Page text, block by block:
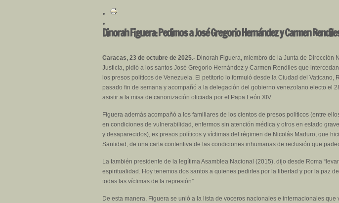
Dinorah Figuera: Pedimos a José Gregorio Hernández y Carmen
Caracas, 23 de octubre de 2025.- Dinorah Figuera, miembro de la Junta de Dirección
Justicia, pidió a los santos José Gregorio Hernández y Carmen Rendiles que
los presos políticos de Venezuela. El petitorio lo formuló desde la Ciudad del Vaticano,
pasado fin de semana y acompañó a la delegación del gobierno venezolano electo el
asistir a la misa de canonización oficiada por el Papa León XIV.
Figuera además acompañó a los familiares de los cientos de presos políticos (entre
en condiciones de vulnerabilidad, enfermos sin atención médica y otros en estado
y desaparecidos), ex presos políticos y víctimas del régimen de Nicolás Maduro, que
Santidad, de una carta contentiva de las condiciones inhumanas de reclusión que
La también presidente de la legítima Asamblea Nacional (2015), dijo desde Roma
espiritualidad. Hoy tenemos dos santos a quienes pedirles por la libertad y por la paz
todas las víctimas de la represión”.
De esta manera, Figuera se unió a la lista de voceros nacionales e internacionales